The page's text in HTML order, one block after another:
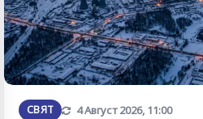
СВЯТ Обновена
4 Август 2026, 11:00